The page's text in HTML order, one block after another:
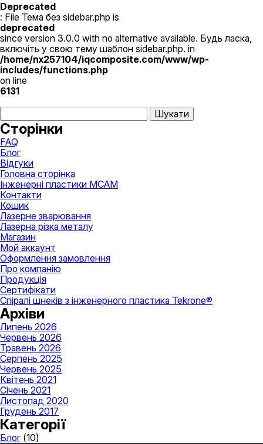
кілька
Параметри
можна
вибрати
на
Deprecated
: File Тема без sidebar.php is
deprecated
since version 3.0.0 with no alternative available. Будь ласка,
включіть у свою тему шаблон sidebar.php. in
/home/nx257104/iqcomposite.com/www/wp-
includes/functions.php
on line
6131
Сторінки
FAQ
Блог
Відгуки
Головна сторінка
Інженерні пластики MCAM
Контакти
Кошик
Лазернe зварювання
Лазерна різка металу
Магазин
Мой аккаунт
Оформлення замовлення
Про компанію
Продукція
Сертифікати
Спіралі шнеків з інженерного пластика Tekrone®
Архіви
Липень 2026
Червень 2026
Травень 2026
Серпень 2025
Червень 2025
Квітень 2021
Січень 2021
Листопад 2020
Грудень 2017
Категорії
Блог(10)